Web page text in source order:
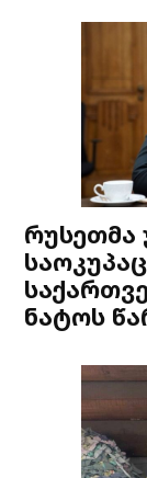
რუსეთმა
ნატოს